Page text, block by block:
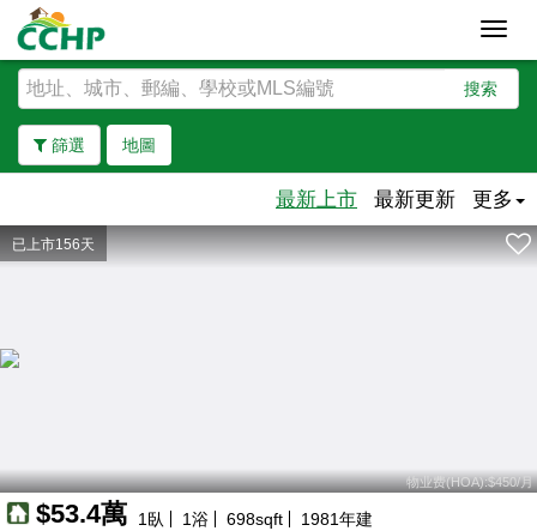
搜索
篩選 地圖
去除邊界
最新上市 最新更新 更多
已上市156天
物业费(HOA):$450/月
$53.4萬 1 臥 1浴 698sqft 1981年建